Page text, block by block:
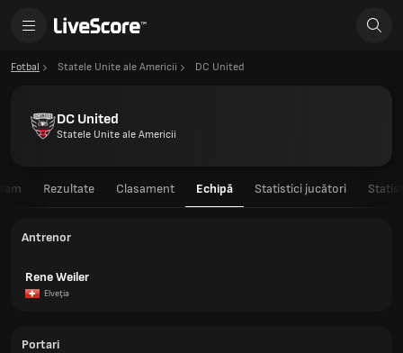
Fotbal Statele Unite ale Americii DC United
DC United
Statele Unite ale Americii
Rezultate Clasament Echipă Statistici jucători
Antrenor
Rene Weiler
Elveţia
Portari